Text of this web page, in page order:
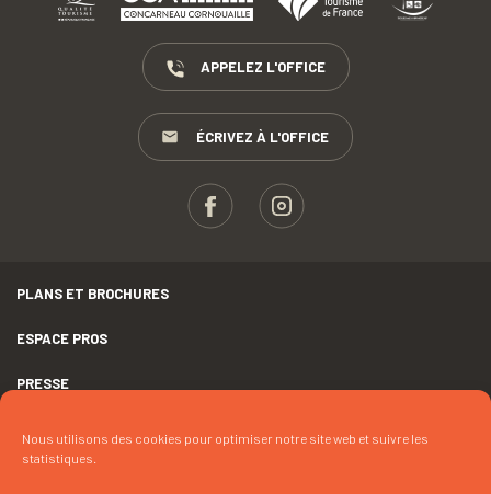
Nous utilisons des cookies pour optimiser notre site web et suivre les
statistiques.
APPELEZ L'OFFICE
ÉCRIVEZ À L'OFFICE
PLANS ET BROCHURES
ESPACE PROS
PRESSE